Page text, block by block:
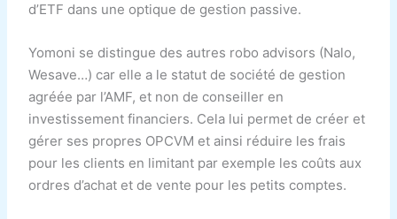
d’ETF dans une optique de gestion passive.
Yomoni se distingue des autres robo advisors (Nalo,
Wesave…) car elle a le statut de société de gestion
agréée par l’AMF, et non de conseiller en
investissement financiers. Cela lui permet de créer et
gérer ses propres OPCVM et ainsi réduire les frais
pour les clients en limitant par exemple les coûts aux
ordres d’achat et de vente pour les petits comptes.